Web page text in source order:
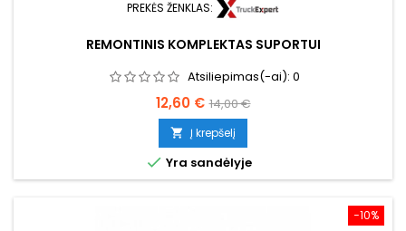
PREKĖS ŽENKLAS:
REMONTINIS KOMPLEKTAS SUPORTUI
Atsiliepimas(-ai): 0
Kaina
12,60 € Bazinė
kaina
14,00 €
 Į krepšelį
 Yra sandėlyje
−10%